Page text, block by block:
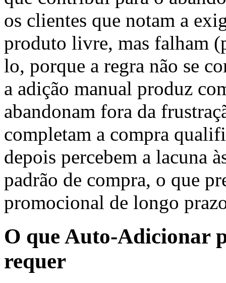
os clientes que notam a
produto livre, mas falham
lo, porque a regra não se
a adição manual produz
abandonam fora da
completam a compra
depois percebem a lacuna
padrão de compra, o que
promocional de longo
O que Auto-Adicionar
requer